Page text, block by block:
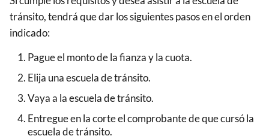
tránsito, tendrá que dar los siguientes pasos en el orden
indicado:
Pague el monto de la fianza y la cuota.
Elija una escuela de tránsito.
Vaya a la escuela de tránsito.
Entregue en la corte el comprobante de que cursó la
escuela de tránsito.